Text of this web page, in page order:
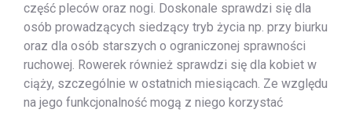
część pleców oraz nogi. Doskonale sprawdzi się dla
osób prowadzących siedzący tryb życia np. przy biurku
oraz dla osób starszych o ograniczonej sprawności
ruchowej. Rowerek również sprawdzi się dla kobiet w
ciąży, szczególnie w ostatnich miesiącach. Ze względu
na jego funkcjonalność mogą z niego korzystać